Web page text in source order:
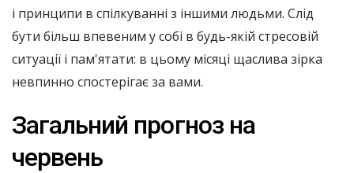
і принципи в спілкуванні з іншими людьми. Слід
бути більш впевеним у собі в будь-якій стресовій
ситуації і пам'ятати: в цьому місяці щаслива зірка
невпинно спостерігає за вами.
Загальний прогноз на
червень